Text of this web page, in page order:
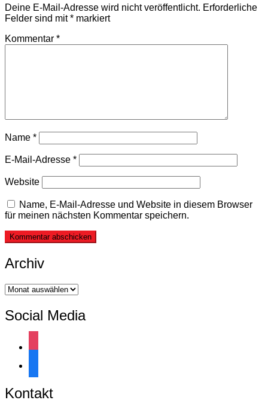
Deine E-Mail-Adresse wird nicht veröffentlicht. Erforderliche
Felder sind mit* markiert
Kommentar *
Name *
E-Mail-Adresse *
Website
Name, E-Mail-Adresse und Website in diesem Browser
für meinen nächsten Kommentar speichern.
Archiv
Archiv
Social Media
Kontakt